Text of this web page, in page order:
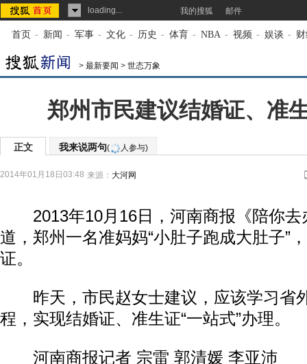
loading... 我的搜狐 邮件
首页 - 新闻 - 军事 - 文化 - 历史 - 体育 - NBA - 视频 - 娱谈 -
> 最新要闻 > 世态万象
郑州市民建议结婚证、准
正文 我来说两句( 人参与)
2014年01月18日03:48 来源： 大河网
2013年10月16日，河南商报《陪你去
道，郑州一名准妈妈“小肚子跑成大肚子”
证。
昨天，市民赵女士建议，应该学习省
程，实现结婚证、准生证“一站式”办理。
河南商报记者 宗雷 郭清媛 李亚沛